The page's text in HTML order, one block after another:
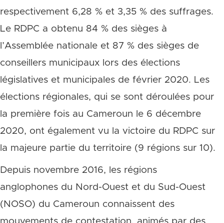
respectivement 6,28 % et 3,35 % des suffrages.
Le RDPC a obtenu 84 % des sièges à
l’Assemblée nationale et 87 % des sièges de
conseillers municipaux lors des élections
législatives et municipales de février 2020. Les
élections régionales, qui se sont déroulées pour
la première fois au Cameroun le 6 décembre
2020, ont également vu la victoire du RDPC sur
la majeure partie du territoire (9 régions sur 10).
Depuis novembre 2016, les régions
anglophones du Nord-Ouest et du Sud-Ouest
(NOSO) du Cameroun connaissent des